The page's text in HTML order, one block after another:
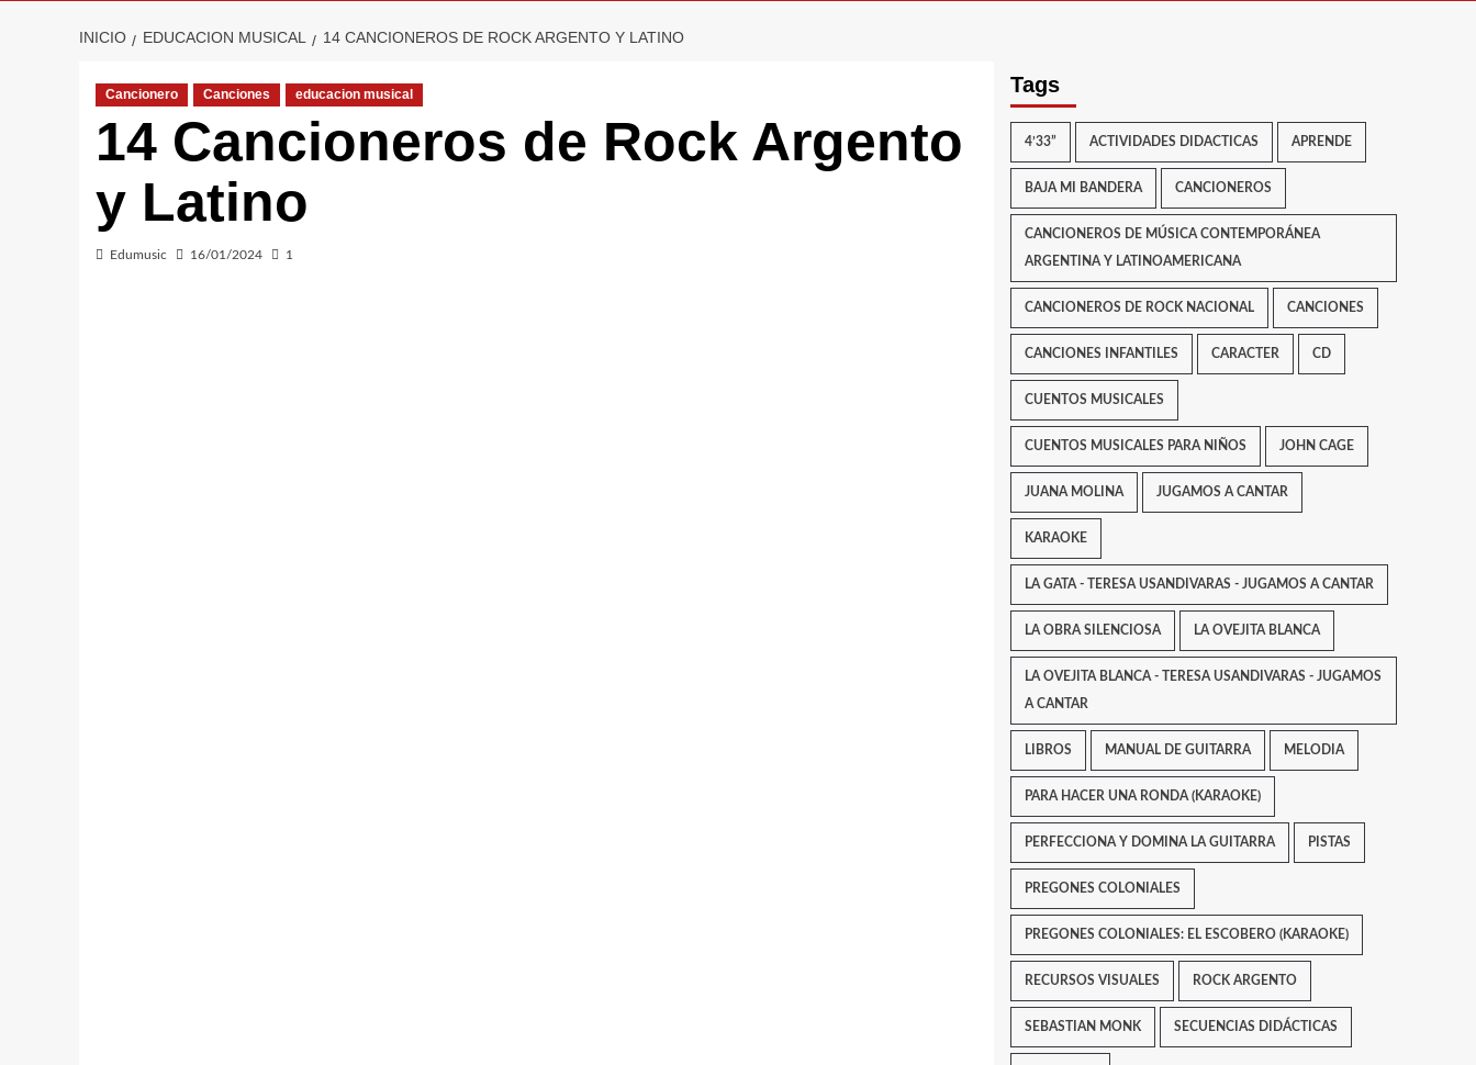
INICIO EDUCACION MUSICAL 14 CANCIONEROS DE ROCK ARGENTO Y LATINO
Cancionero Canciones educacion musical
14 Cancioneros de Rock Argento
y Latino
Edumusic 16/01/2024 1
Tags
4’33” ACTIVIDADES DIDACTICAS APRENDE
BAJA MI BANDERA CANCIONEROS
CANCIONEROS DE MÚSICA CONTEMPORÁNEA
ARGENTINA Y LATINOAMERICANA
CANCIONEROS DE ROCK NACIONAL CANCIONES
CANCIONES INFANTILES CARACTER CD
CUENTOS MUSICALES
CUENTOS MUSICALES PARA NIÑOS JOHN CAGE
JUANA MOLINA JUGAMOS A CANTAR
KARAOKE
LA GATA - TERESA USANDIVARAS - JUGAMOS A CANTAR
LA OBRA SILENCIOSA LA OVEJITA BLANCA
LA OVEJITA BLANCA - TERESA USANDIVARAS - JUGAMOS
A CANTAR
LIBROS MANUAL DE GUITARRA MELODIA
PARA HACER UNA RONDA (KARAOKE)
PERFECCIONA Y DOMINA LA GUITARRA PISTAS
PREGONES COLONIALES
PREGONES COLONIALES: EL ESCOBERO (KARAOKE)
RECURSOS VISUALES ROCK ARGENTO
SEBASTIAN MONK SECUENCIAS DIDÁCTICAS